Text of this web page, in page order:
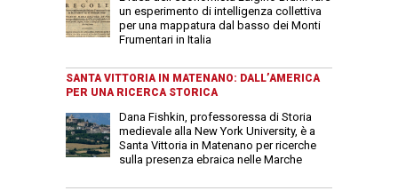
un esperimento di intelligenza collettiva
per una mappatura dal basso dei Monti
Frumentari in Italia
SANTA VITTORIA IN MATENANO: DALL’AMERICA
PER UNA RICERCA STORICA
Dana Fishkin, professoressa di Storia
medievale alla New York University, è a
Santa Vittoria in Matenano per ricerche
sulla presenza ebraica nelle Marche